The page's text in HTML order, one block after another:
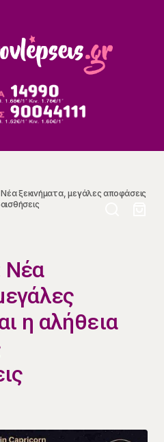
ξεκινήματα, μεγάλες αποφάσεις
Νέα
η αλήθεια